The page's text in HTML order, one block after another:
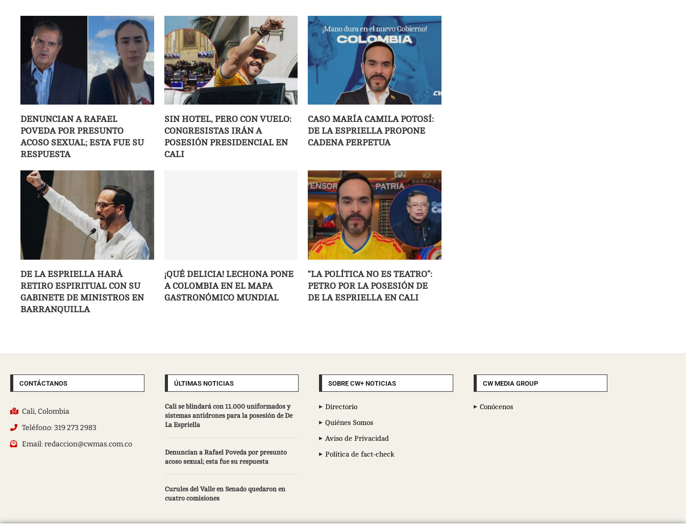
DENUNCIAN A RAFAEL
POVEDA POR PRESUNTO
ACOSO SEXUAL; ESTA FUE SU
RESPUESTA
SIN HOTEL, PERO CON VUELO:
CONGRESISTAS IRÁN A
POSESIÓN PRESIDENCIAL EN
CALI
CASO MARÍA CAMILA POTOSÍ:
DE LA ESPRIELLA PROPONE
CADENA PERPETUA
DE LA ESPRIELLA HARÁ
RETIRO ESPIRITUAL CON SU
GABINETE DE MINISTROS EN
BARRANQUILLA
¡QUÉ DELICIA! LECHONA PONE
A COLOMBIA EN EL MAPA
GASTRONÓMICO MUNDIAL
“LA POLÍTICA NO ES TEATRO”:
PETRO POR LA POSESIÓN DE
DE LA ESPRIELLA EN CALI
CONTÁCTANOS
Cali, Colombia
Teléfono: 319 273 2983
Email: redaccion@cwmas.com.co
ÚLTIMAS NOTICIAS
Cali se blindará con 11.000 uniformados y
sistemas antidrones para la posesión de De
La Espriella
Denuncian a Rafael Poveda por presunto
acoso sexual; esta fue su respuesta
Curules del Valle en Senado quedaron en
cuatro comisiones
SOBRE CW+ NOTICIAS
Directorio
Quiénes Somos
Aviso de Privacidad
Política de fact-check
CW MEDIA GROUP
Conócenos